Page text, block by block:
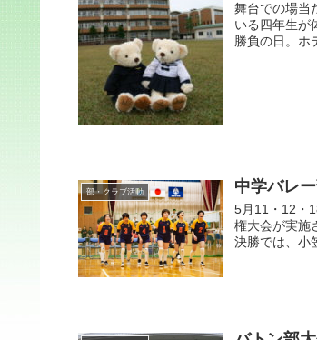
舞台での場当
いる四年生が
勝負の日。ホ
部・クラブ活動 中学バレ
5月11・12・
権大会が実施
決勝では、小